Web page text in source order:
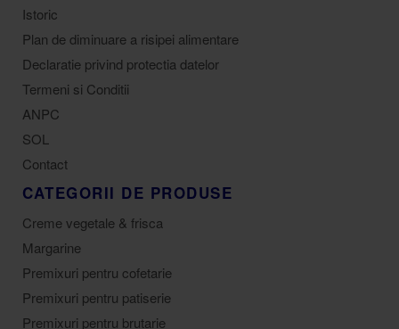
Istoric
Plan de diminuare a risipei alimentare
Declaratie privind protectia datelor
Termeni si Conditii
ANPC
SOL
Contact
CATEGORII DE PRODUSE
Creme vegetale & frisca
Margarine
Premixuri pentru cofetarie
Premixuri pentru patiserie
Premixuri pentru brutarie